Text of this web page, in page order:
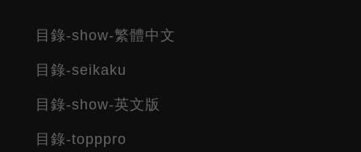
目錄-show-繁體中文
目錄-seikaku
目錄-show-英文版
目錄-topppro